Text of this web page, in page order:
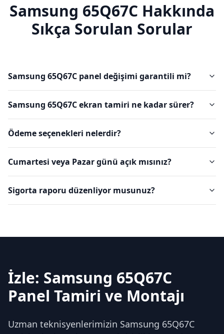
Samsung 65Q67C Hakkında
Sıkça Sorulan Sorular
Samsung 65Q67C panel değişimi garantili mi?
Samsung 65Q67C ekran tamiri ne kadar sürer?
Ödeme seçenekleri nelerdir?
Cumartesi veya Pazar günü açık mısınız?
Sigorta raporu düzenliyor musunuz?
İzle: Samsung 65Q67C
Panel Tamiri ve Montajı
Uzman teknisyenlerimizin Samsung 65Q67C